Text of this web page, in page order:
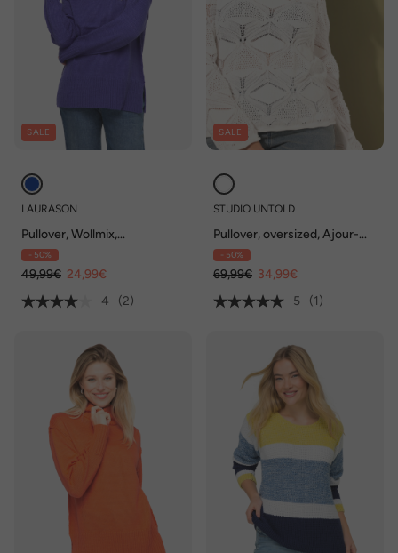
SALE
LAURASON
Pullover, Wollmix,
Stehkragen, Langarm
- 50%
49,99€ 24,99€
4
(2)
SALE
STUDIO UNTOLD
Pullover, oversized, Ajour-
Strick, Rollkanten
- 50%
69,99€ 34,99€
5
(1)